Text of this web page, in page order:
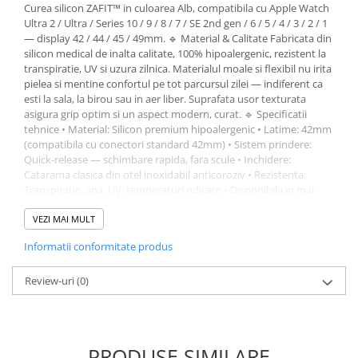
Curea silicon ZAFIT™ in culoarea Alb, compatibila cu Apple Watch
Ultra 2 / Ultra / Series 10 / 9 / 8 / 7 / SE 2nd gen / 6 / 5 / 4 / 3 / 2 / 1
— display 42 / 44 / 45 / 49mm. 🔹 Material & Calitate Fabricata din
silicon medical de inalta calitate, 100% hipoalergenic, rezistent la
transpiratie, UV si uzura zilnica. Materialul moale si flexibil nu irita
pielea si mentine confortul pe tot parcursul zilei — indiferent ca
esti la sala, la birou sau in aer liber. Suprafata usor texturata
asigura grip optim si un aspect modern, curat. 🔹 Specificatii
tehnice • Material: Silicon premium hipoalergenic • Latime: 42mm
(compatibila cu conectori standard 42mm) • Sistem prindere:
Quick-release — schimbare rapida, fara scule • Inchidere:
Catarama clasica din otel inoxidabil anticoroziv • Rezistenta:
multe marimi de incheietura 🔹 Design & Confort Proiectata cu o
geometrie ergonomica care se mulaza natural pe incheietura
ventilatia pielii. Gama variata de culori o face potrivita pentru
orice ocazie — sport, casual sau business. 🔹 Instalare rapida
Sistemul quick-release permite montarea si demontarea in mai
putin de 10 secunde, fara scule. Compatibila cu conectorii
VEZI MAI MULT
Informatii conformitate produs
Review-uri(0)